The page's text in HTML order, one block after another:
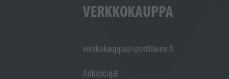
VERKKOKAUPPA
verkkokauppa@sporttikone.fi
Aukioloajat